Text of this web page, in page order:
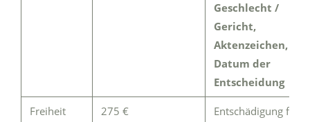
Geschlecht /
Gericht,
Aktenzeichen,
Datum der
Entscheidung
Freiheit 275 €
Entschädigung für